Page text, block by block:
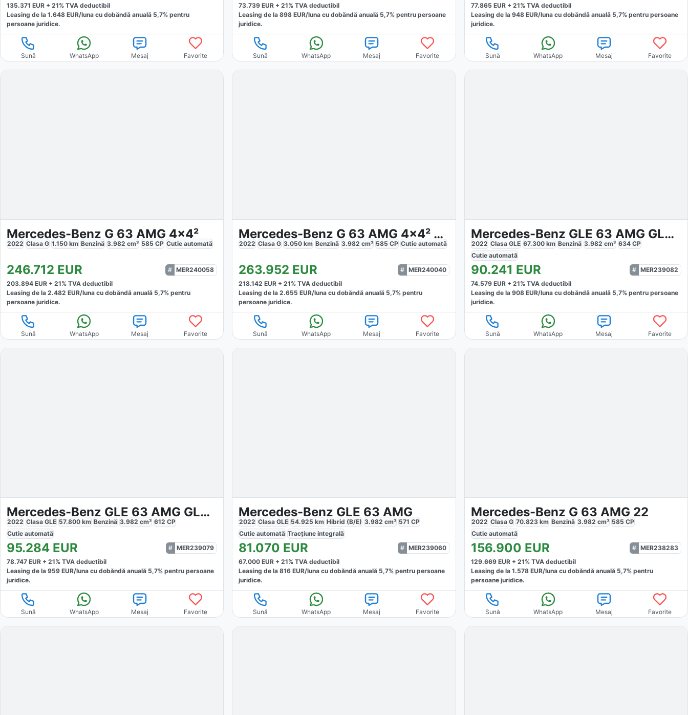
135.371 EUR + 21% TVA deductibil
Leasing de la 1.648 EUR/luna cu dobăndă anuală 5,7% pentru
persoane juridice.
Sună WhatsApp Mesaj Favorite
73.739 EUR +21% TVA deductibil
Leasing de la898 EUR/luna cu dobăndă anuală 5,7% pentru persoane
juridice.
Sună WhatsApp Mesaj Favorite
77.865 EUR + 21% TVA deductibil
Leasing de la 948EUR/lunacu dobăndă anuală 5,7% pentru persoane
juridice.
Sună WhatsApp Mesaj Favorite
Mercedes-Benz G 63 AMG 4x4²
2022 Clasa G 1.150 km Benzină 3.982 cm³ 585 CP Cutie automată
246.712 EUR
MER240058
203.894 EUR + 21% TVA deductibil
Leasing de la 2.482 EUR/luna cu dobăndă anuală 5,7% pentru
persoane juridice.
Sună WhatsApp Mesaj Favorite
Mercedes-Benz G 63 AMG 4x4² BRABUS
2022 Clasa G 3.050 km Benzină 3.982 cm³ 585 CP Cutieautomată
263.952 EUR
MER240040
218.142 EUR +21% TVA deductibil
Leasing de la2.655 EUR/luna cu dobăndă anuală 5,7% pentru
persoane juridice.
Sună WhatsApp Mesaj Favorite
Mercedes-Benz GLE 63 AMG GLE 63 S 4MATIC
2022 Clasa GLE 67.300km Benzină 3.982 cm³ 634CP
Cutie automată
90.241 EUR
MER239082
74.579EUR + 21% TVA deductibil
Leasing de la 908EUR/lunacu dobăndă anuală 5,7% pentru persoane
juridice.
Sună WhatsApp Mesaj Favorite
Mercedes-Benz GLE 63 AMG GLE 63 S Coupe AMG 4M
2022 Clasa GLE 57.800 km Benzină 3.982 cm³ 612 CP
Cutie automată
95.284 EUR
MER239079
78.747 EUR + 21% TVA deductibil
Leasing de la 959 EUR/luna cu dobăndă anuală 5,7% pentru persoane
juridice.
Sună WhatsApp Mesaj Favorite
Mercedes-Benz GLE 63 AMG
2022 Clasa GLE 54.925 km Hibrid (B/E) 3.982 cm³ 571 CP
Cutieautomată Tracțiuneintegrală
81.070 EUR
MER239060
67.000 EUR +21% TVA deductibil
Leasing de la816 EUR/luna cu dobăndă anuală 5,7% pentru persoane
juridice.
Sună WhatsApp Mesaj Favorite
Mercedes-Benz G 63 AMG 22
2022 Clasa G 70.823km Benzină 3.982 cm³ 585 CP
Cutie automată
156.900 EUR
MER238283
129.669EUR + 21% TVA deductibil
Leasing de la 1.578EUR/lunacu dobăndă anuală 5,7% pentru
persoane juridice.
Sună WhatsApp Mesaj Favorite